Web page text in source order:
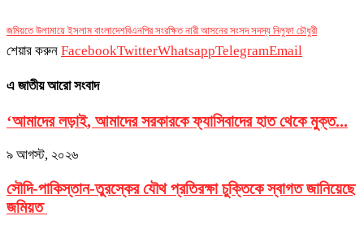
জমিয়তে উলামায়ে ইসলাম বাংলাদেশবিএনপির সংরক্ষিত নারী আসনের সংসদ সদস্য নিলুফা চৌধুরী
শেয়ার করুন FacebookTwitterWhatsappTelegramEmail
এ জাতীয় আরো সংবাদ
‘আমাদের লড়াই, আমাদের সরকারকে ফ্যাসিবাদের হাত থেকে মুক্ত...
৯ আগস্ট, ২০২৬
সৌদি-পাকিস্তান-তুরস্কের যৌথ প্রতিরক্ষা চুক্তিকে স্বাগত জানিয়েছে
জমিয়ত